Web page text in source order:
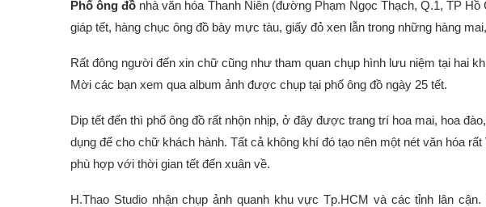
Phố ông đồ nhà văn hóa Thanh Niên (đường Phạm Ngọc Thạch, Q.1, TP
giáp tết, hàng chục ông đồ bày mực tàu, giấy đỏ xen lẫn trong những hàng
Rất đông người đến xin chữ cũng như tham quan chụp hình lưu niệm tại hai
Mời các bạn xem qua album ảnh được chụp tại phố ông đồ ngày 25 tết.
Dip tết đến thì phố ông đồ rất nhộn nhịp, ở đây được trang trí hoa mai, hoa
dụng để cho chữ khách hành. Tất cả không khí đó tạo nên một nét văn hóa
phù hợp với thời gian tết đến xuân về.
H.Thao Studio nhận chụp ảnh quanh khu vực Tp.HCM và các tỉnh lân